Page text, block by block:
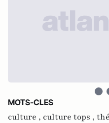
MOTS-CLES
culture , culture tops ,